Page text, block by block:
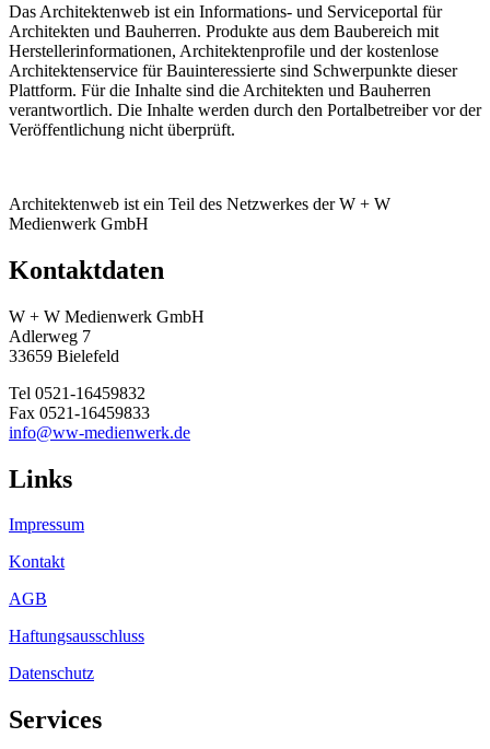
Das Architektenweb ist ein Informations- und Serviceportal für
Architekten und Bauherren. Produkte aus dem Baubereich mit
Herstellerinformationen, Architektenprofile und der kostenlose
Architektenservice für Bauinteressierte sind Schwerpunkte dieser
Plattform. Für die Inhalte sind die Architekten und Bauherren
verantwortlich. Die Inhalte werden durch den Portalbetreiber vor der
Veröffentlichung nicht überprüft.
Architektenweb ist ein Teil des Netzwerkes der W + W
Medienwerk GmbH
Kontaktdaten
W + W Medienwerk GmbH
Adlerweg 7
33659 Bielefeld
Tel 0521-16459832
Fax 0521-16459833
info@ww-medienwerk.de
Links
Impressum
Kontakt
AGB
Haftungsausschluss
Datenschutz
Services